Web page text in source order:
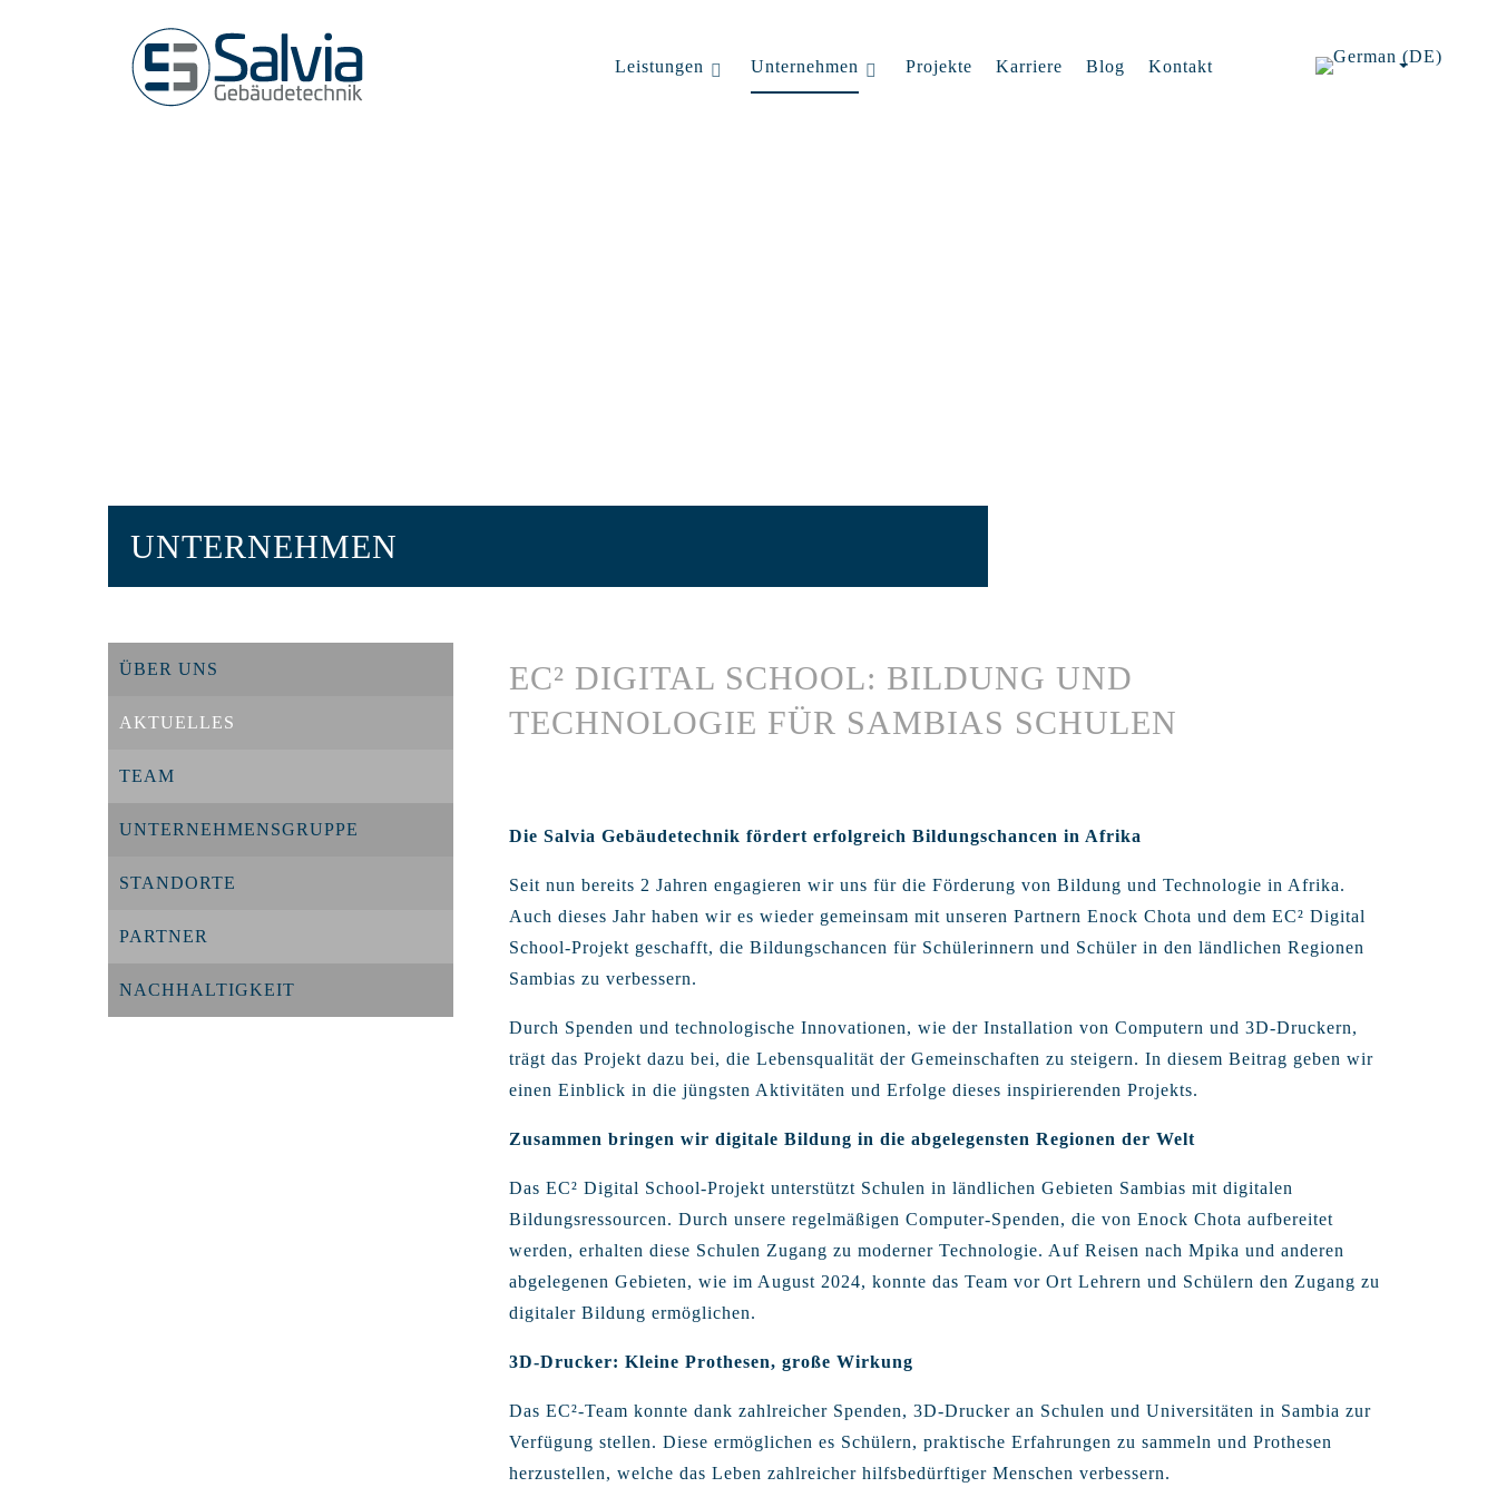
Leistungen Unternehmen Projekte Karriere Blog Kontakt
UNTERNEHMEN
ÜBER UNS
AKTUELLES
TEAM
UNTERNEHMENSGRUPPE
STANDORTE
PARTNER
NACHHALTIGKEIT
EC² DIGITAL SCHOOL: BILDUNG UND
TECHNOLOGIE FÜR SAMBIAS SCHULEN
Die Salvia Gebäudetechnik fördert erfolgreich Bildungschancen in Afrika
Seit nun bereits 2 Jahren engagieren wir uns für die Förderung von Bildung und Technologie in Afrika.
Auch dieses Jahr haben wir es wieder gemeinsam mit unseren Partnern Enock Chota und dem EC² Digital
School-Projekt geschafft, die Bildungschancen für Schülerinnern und Schüler in den ländlichen Regionen
Sambias zu verbessern.
Durch Spenden und technologische Innovationen, wie der Installation von Computern und 3D-Druckern,
trägt das Projekt dazu bei, die Lebensqualität der Gemeinschaften zu steigern. In diesem Beitrag geben wir
einen Einblick in die jüngsten Aktivitäten und Erfolge dieses inspirierenden Projekts.
Zusammen bringen wir digitale Bildung in die abgelegensten Regionen der Welt
Das EC² Digital School-Projekt unterstützt Schulen in ländlichen Gebieten Sambias mit digitalen
Bildungsressourcen. Durch unsere regelmäßigen Computer-Spenden, die von Enock Chota aufbereitet
werden, erhalten diese Schulen Zugang zu moderner Technologie. Auf Reisen nach Mpika und anderen
abgelegenen Gebieten, wie im August 2024, konnte das Team vor Ort Lehrern und Schülern den Zugang zu
digitaler Bildung ermöglichen.
3D-Drucker: Kleine Prothesen, große Wirkung
Das EC²-Team konnte dank zahlreicher Spenden, 3D-Drucker an Schulen und Universitäten in Sambia zur
Verfügung stellen. Diese ermöglichen es Schülern, praktische Erfahrungen zu sammeln und Prothesen
herzustellen, welche das Leben zahlreicher hilfsbedürftiger Menschen verbessern.